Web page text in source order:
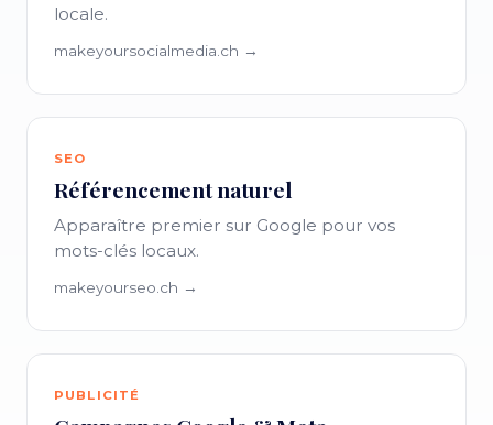
locale.
makeyoursocialmedia.ch →
SEO
Référencement naturel
Apparaître premier sur Google pour vos
mots-clés locaux.
makeyourseo.ch →
PUBLICITÉ